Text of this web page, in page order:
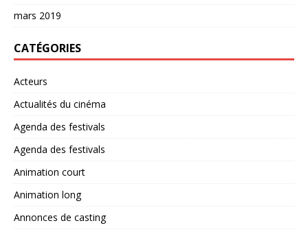
mars 2019
CATÉGORIES
Acteurs
Actualités du cinéma
Agenda des festivals
Agenda des festivals
Animation court
Animation long
Annonces de casting